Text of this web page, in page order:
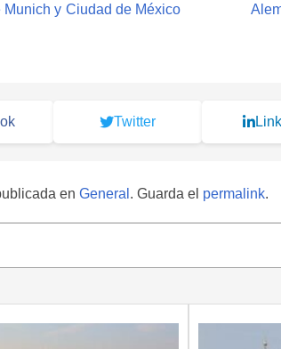
Munich y Ciudad de México
Twitter
en General . Guarda el permalink.